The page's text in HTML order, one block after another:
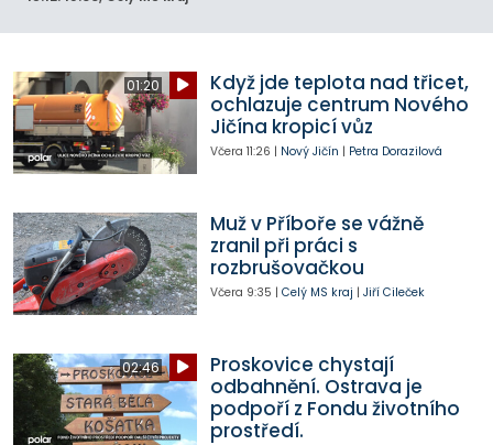
01:20
Když jde teplota nad třicet,
ochlazuje centrum Nového
Jičína kropicí vůz
Včera 11:26 | Nový Jičín | Petra Dorazilová
Muž v Příboře se vážně
zranil při práci s
rozbrušovačkou
Včera 9:35 | Celý MS kraj | Jiří Cileček
02:46
Proskovice chystají
odbahnění. Ostrava je
podpoří z Fondu životního
prostředí.